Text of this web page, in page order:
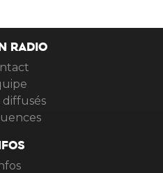
RADIO
diffusés